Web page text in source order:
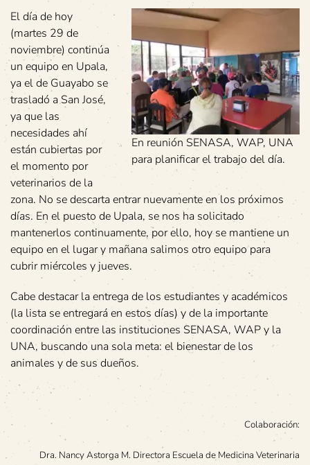
En reunión SENASA, WAP, UNA
para planificar el trabajo del día.
El día de hoy
(martes 29 de
noviembre) continúa
un equipo en Upala,
ya el de Guayabo se
trasladó a San José,
ya que las
necesidades ahí
están cubiertas por
el momento por
veterinarios de la
zona. No se descarta entrar nuevamente en los próximos
días. En el puesto de Upala, se nos ha solicitado
mantenerlos continuamente, por ello, hoy se mantiene un
equipo en el lugar y mañana salimos otro equipo para
cubrir miércoles y jueves.
Cabe destacar la entrega de los estudiantes y académicos
(la lista se entregará en estos días) y de la importante
coordinación entre las instituciones SENASA, WAP y la
UNA, buscando una sola meta: el bienestar de los
animales y de sus dueños.
Colaboración:
Dra. Nancy Astorga M. Directora Escuela de Medicina Veterinaria